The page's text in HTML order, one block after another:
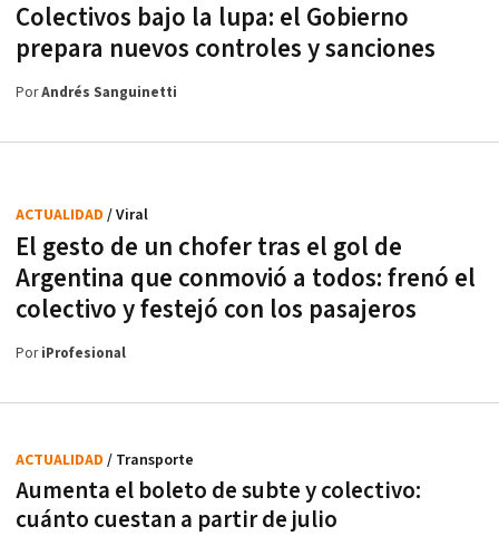
Colectivos bajo la lupa: el Gobierno
prepara nuevos controles y sanciones
PorAndrés Sanguinetti
El gesto de un chofer tras el gol de
Argentina que conmovió a todos: frenó el
colectivo y festejó con los pasajeros
ACTUALIDAD / Viral
PoriProfesional
Aumenta el boleto de subte y colectivo:
cuánto cuestan a partir de julio
ACTUALIDAD / Transporte